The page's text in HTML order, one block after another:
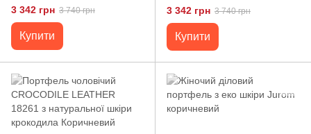
LIMARY lim-380RB коньячна
3 342 грн 3 740 грн
Купити
LIMARY lim-380RA чорна
3 342 грн 3 740 грн
Купити